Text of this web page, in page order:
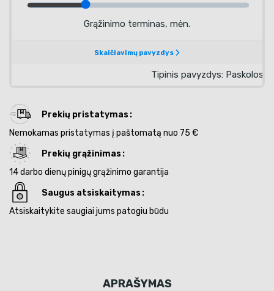
Prekių pristatymas
Nemokamas pristatymas į paštomatą nuo 75 €
Prekių grąžinimas
14 darbo dienų pinigų grąžinimo garantija
Saugus atsiskaitymas
Atsiskaitykite saugiai jums patogiu būdu
APRAŠYMAS